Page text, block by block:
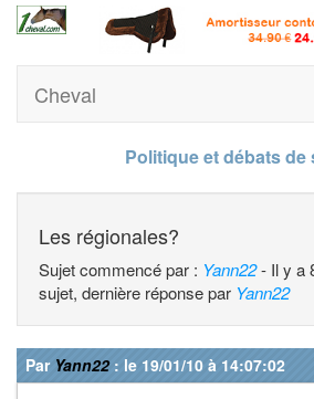
Cheval
Politique et débats de
Les régionales?
Sujet commencé par : Yann22- Il y a
sujet, dernière réponse par Yann22
Par Yann22: le 19/01/10 à 14:07:02